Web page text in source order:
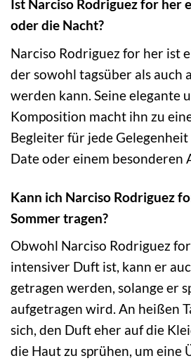
Ist Narciso Rodriguez for her
oder die Nacht?
Narciso Rodriguez for her ist
der sowohl tagsüber als auch
werden kann. Seine elegante
Komposition macht ihn zu
Begleiter für jede
Date oder einem besonderen
Kann ich Narciso Rodriguez
Sommer tragen?
Obwohl Narciso Rodriguez
intensiver Duft ist, kann er
getragen werden, solange er
aufgetragen wird. An heißen
sich, den Duft eher auf die
die Haut zu sprühen, um eine